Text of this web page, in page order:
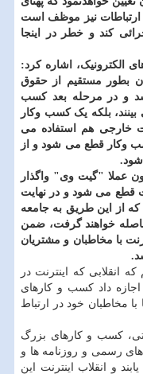
ارتباطات نیز موظف است
کند و خطر در اینجا
الکترونیک، اشاره کرد:
بطور مستقیم از حقوق
و در مرحله بعد کسب
بلکه یک کسب وکار
خارجی هم استفاده می
وکار قطع می شود و از
شود.
عملا "گیت وی" واگذار
قطع می شود و در نهایت
از این طریق به جامعه
خواهند گرفت، ضمن
با مخاطبان و مشتریان
انقلابی که اینترنت در
داد کسب و کارهای
مخاطبان خود در ارتباط
کسب و کارهای بزرگ
های رسمی و روزنامه ها و
و انقلاب اینترنت این